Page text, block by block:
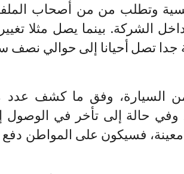
وتطلب من من أصحاب
خاص داخل الشركة. بينما يصل مثلا
جدا تصل أحيانا إلى حوالي نصف
من السيارة، وفق ما كشف
سيكون مطالبا بأداء 50 درهما، وفي حالة إلى تأخر في